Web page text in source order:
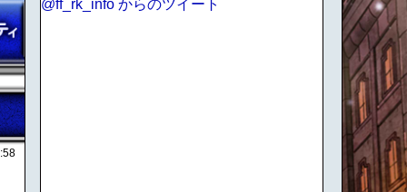
@ff_rk_info からのツイート